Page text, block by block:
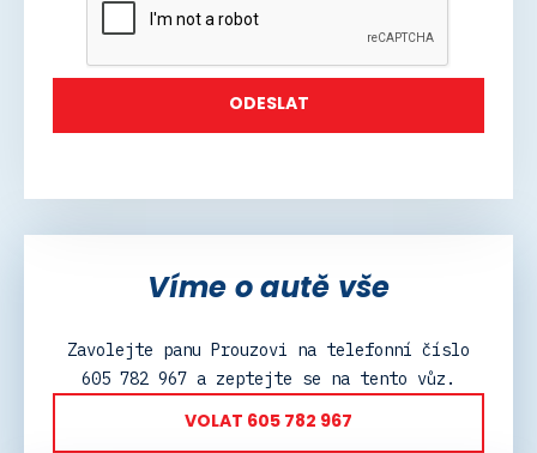
Víme o autě vše
Zavolejte panu Prouzovi na telefonní číslo
605 782 967 a zeptejte se na tento vůz.
VOLAT 605 782 967